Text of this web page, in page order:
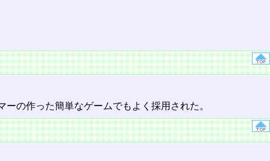
の作った簡単なゲームでもよく採用された。